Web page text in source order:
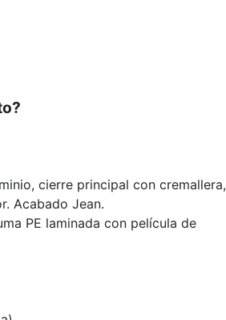
cierre principal con cremallera,
Acabado Jean.
PE laminada con película de